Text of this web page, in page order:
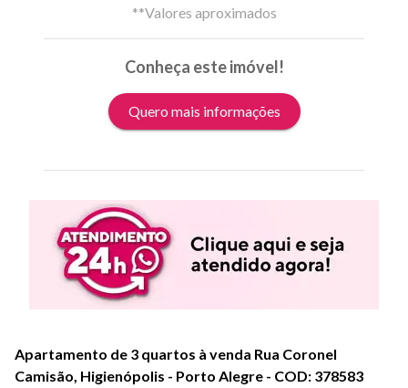
**Valores aproximados
Conheça este imóvel!
Quero mais informações
Apartamento de 3 quartos à venda Rua Coronel
Camisão, Higienópolis - Porto Alegre - COD: 378583